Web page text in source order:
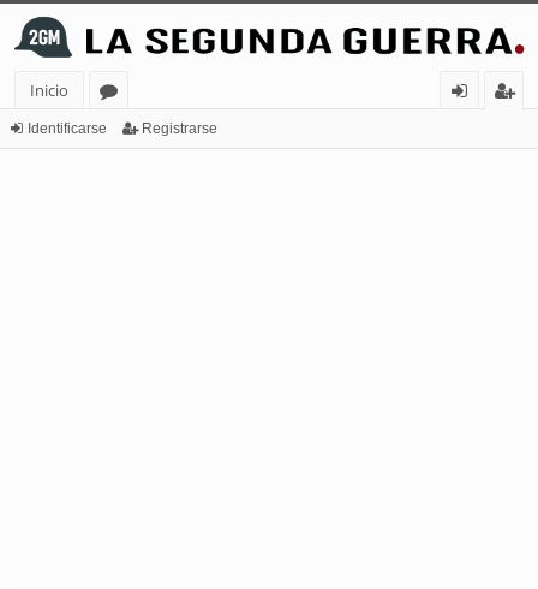
Inicio
or
Identificarse Registrarse